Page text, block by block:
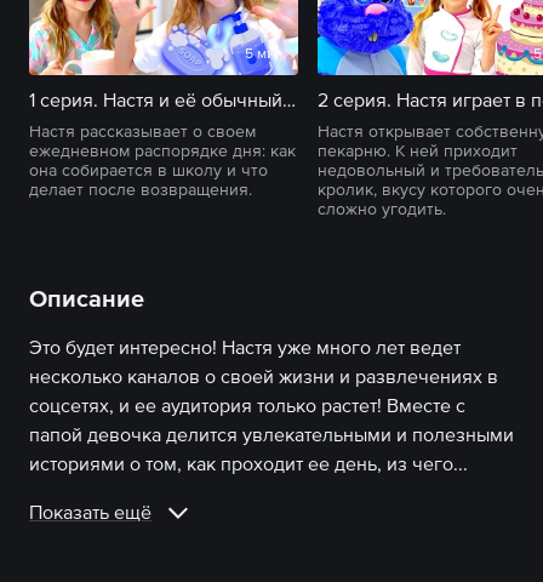
5 мин
1 серия. Настя и её обычный школьный день с утренней рутиной
Настя рассказывает о своем
ежедневном распорядке дня: как
она собирается в школу и что
делает после возвращения.
Настя открывает
пекарню. К ней приходит
недовольный и
кролик, вкусу которого
сложно угодить.
Описание
Это будет интересно! Настя уже много лет ведет
несколько каналов о своей жизни и развлечениях в
соцсетях, и ее аудитория только растет! Вместе с
папой девочка делится увлекательными и полезными
историями о том, как проходит ее день, из чего...
Показать ещё